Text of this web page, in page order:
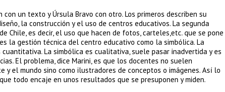
un texto y Úrsula Bravo con otro. Los primeros describen su
la construcción y el uso de centros educativos. La segunda
es decir, el uso que hacen de fotos, carteles,etc. que se pone
la gestión técnica del centro educativo como la simbólica. La
La simbólica es cualitativa, suele pasar inadvertida y es
El problema, dice Marini, es que los docentes no suelen
el mundo sino como ilustradores de conceptos o imágenes. Así lo
todo encaje en unos resultados que se presuponen y miden.